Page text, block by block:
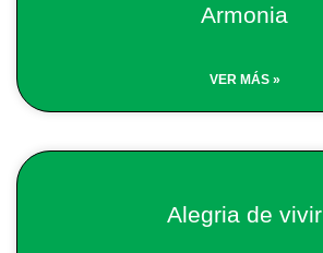
Armonia
VER MÁS »
Alegria de vivir